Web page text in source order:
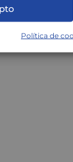
Política de